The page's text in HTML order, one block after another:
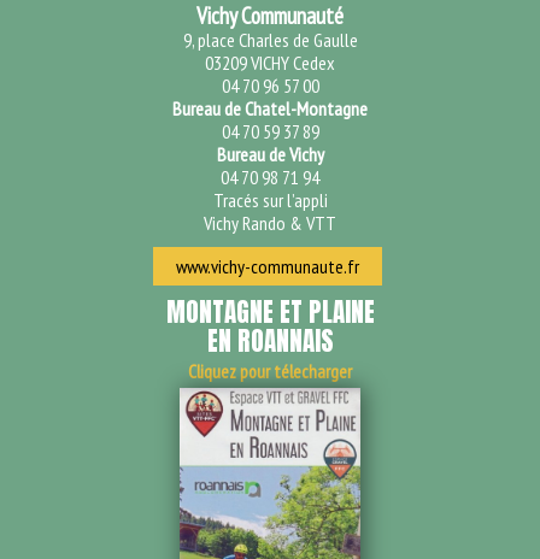
Vichy Communauté
9, place Charles de Gaulle
03209 VICHY Cedex
04 70 96 57 00
Bureau de Chatel-Montagne
04 70 59 37 89
Bureau de Vichy
04 70 98 71 94
Tracés sur l’appli
Vichy Rando & VTT
www.vichy-communaute.fr
MONTAGNE ET PLAINE
EN ROANNAIS
Cliquez pour télecharger